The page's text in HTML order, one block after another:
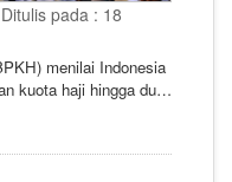
pada : 18
menilai Indonesia
kuota haji hingga dua
Pengelola
menyebutkan,
Saudi 2030 yang